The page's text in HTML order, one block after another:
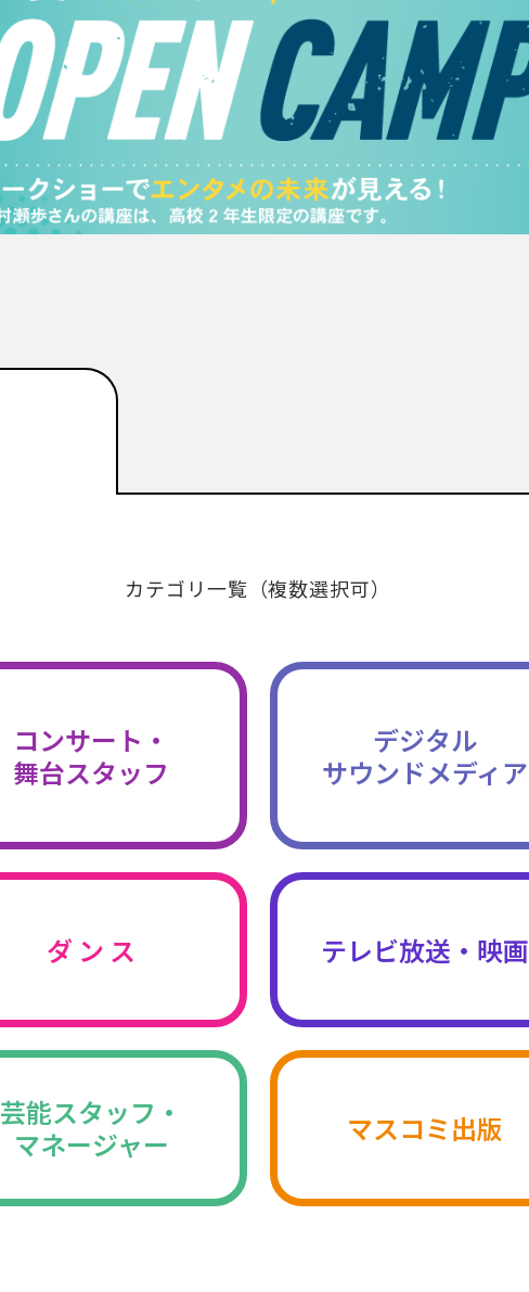
カテゴリ一覧（複数選択可）
コンサート・
舞台スタッフ
デジタル
サウンドメディア
ダ ン ス テレビ放送・映画
芸能スタッフ・
マネージャー
マスコミ出版